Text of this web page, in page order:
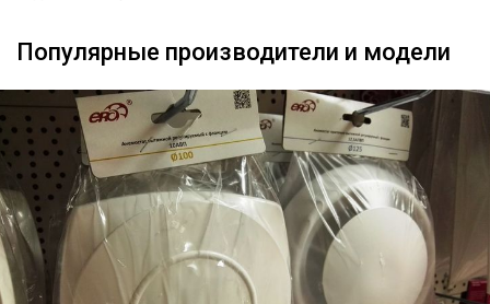
Популярные производители и модели